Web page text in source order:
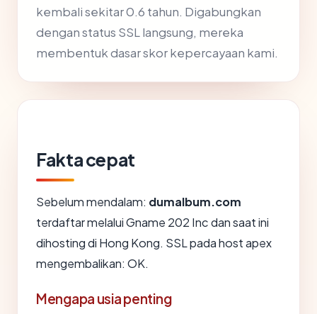
kembali sekitar 0.6 tahun. Digabungkan
dengan status SSL langsung, mereka
membentuk dasar skor kepercayaan kami.
Fakta cepat
Sebelum mendalam: dumalbum.com
terdaftar melalui Gname 202 Inc dan saat ini
dihosting di Hong Kong. SSL pada host apex
mengembalikan: OK.
Mengapa usia penting